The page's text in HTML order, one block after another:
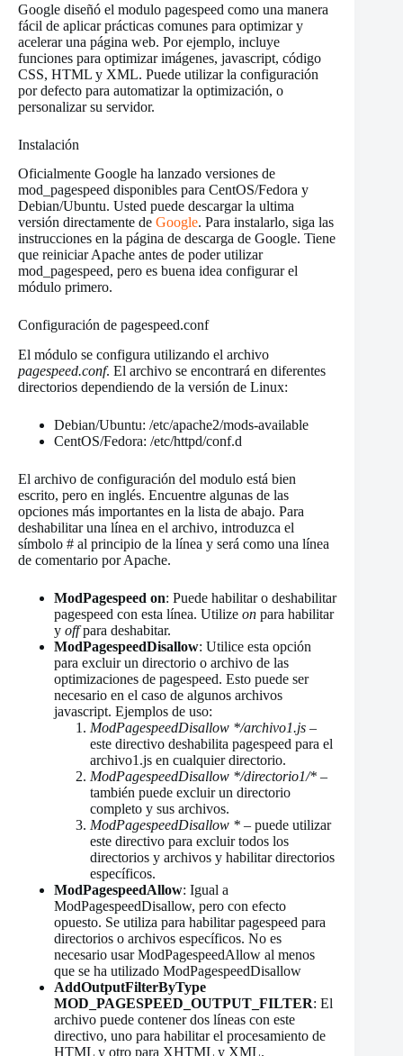
Google diseñó el modulo pagespeed como una manera
fácil de aplicar prácticas comunes para optimizar y
acelerar una página web. Por ejemplo, incluye
funciones para optimizar imágenes, javascript, código
CSS, HTML y XML. Puede utilizar la configuración
por defecto para automatizar la optimización, o
personalizar su servidor.
Instalación
Oficialmente Google ha lanzado versiones de
mod_pagespeed disponibles para CentOS/Fedora y
Debian/Ubuntu. Usted puede descargar la ultima
versión directamente de Google. Para instalarlo, siga las
instrucciones en la página de descarga de Google. Tiene
que reiniciar Apache antes de poder utilizar
mod_pagespeed, pero es buena idea configurar el
módulo primero.
Configuración de pagespeed.conf
El módulo se configura utilizando el archivo
pagespeed.conf. El archivo se encontrará en diferentes
directorios dependiendo de la versión de Linux:
Debian/Ubuntu: /etc/apache2/mods-available
CentOS/Fedora: /etc/httpd/conf.d
El archivo de configuración del modulo está bien
escrito, pero en inglés. Encuentre algunas de las
opciones más importantes en la lista de abajo. Para
deshabilitar una línea en el archivo, introduzca el
símbolo # al principio de la línea y será como una línea
de comentario por Apache.
ModPagespeed on: Puede habilitar o deshabilitar
pagespeed con esta línea. Utilize on para habilitar
y offpara deshabitar.
ModPagespeedDisallow: Utilice esta opción
para excluir un directorio o archivo de las
optimizaciones de pagespeed. Esto puede ser
necesario en el caso de algunos archivos
javascript. Ejemplos de uso:
ModPagespeedDisallow */archivo1.js –
este directivo deshabilita pagespeed para el
archivo1.js en cualquier directorio.
ModPagespeedDisallow */directorio1/* –
también puede excluir un directorio
completo y sus archivos.
ModPagespeedDisallow * – puede utilizar
este directivo para excluir todos los
directorios y archivos y habilitar directorios
específicos.
ModPagespeedAllow: Igual a
ModPagespeedDisallow, pero con efecto
opuesto. Se utiliza para habilitar pagespeed para
directorios o archivos específicos. No es
necesario usar ModPagespeedAllow al menos
que se ha utilizado ModPagespeedDisallow
AddOutputFilterByType
MOD_PAGESPEED_OUTPUT_FILTER: El
archivo puede contener dos líneas con este
directivo, uno para habilitar el procesamiento de
HTML y otro para XHTML y XML.